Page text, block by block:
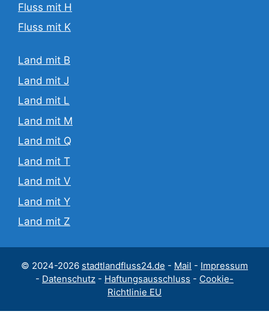
Fluss mit H
Fluss mit K
Land mit B
Land mit J
Land mit L
Land mit M
Land mit Q
Land mit T
Land mit V
Land mit Y
Land mit Z
© 2024-2026 stadtlandfluss24.de - Mail - Impressum
- Datenschutz - Haftungsausschluss - Cookie-
Richtlinie EU